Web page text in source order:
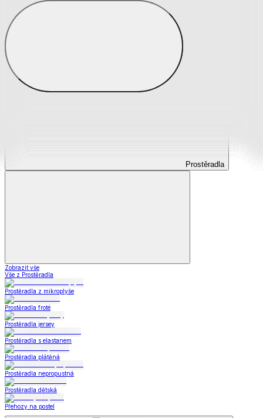
Prostěradla
Prostěradla
Zobrazit vše
Vše z Prostěradla
Prostěradla z mikroplyše
Prostěradla froté
Prostěradla jersey
Prostěradla s elastanem
Prostěradla plátěná
Prostěradla nepropustná
Prostěradla dětská
Přehozy na postel